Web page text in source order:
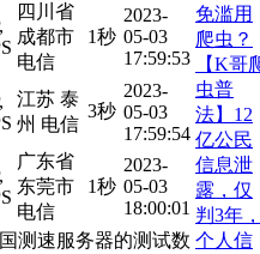
四川省
成都市
电信
1秒
2023-
05-03
17:59:53
江苏 泰
州 电信
3秒
2023-
05-03
17:59:54
广东省
东莞市
电信
1秒
2023-
05-03
18:00:01
测速服务器的测试数
免滥用
爬虫？
【K哥
虫普
法】12
亿公民
信息泄
露，仅
判3年
个人信